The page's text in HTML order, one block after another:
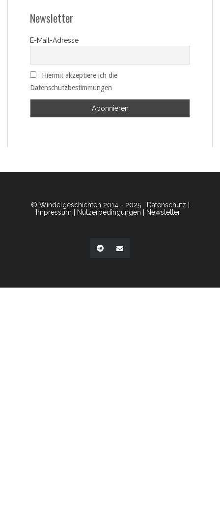
Newsletter
E-Mail-Adresse
Hiermit akzeptiere ich die
Datenschutzbestimmungen
© Windelgeschichten 2014 - 2025 Datenschutz
Impressum
Nutzerbedingungen Newsletter